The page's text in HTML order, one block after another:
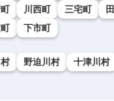
川西町 三宅町
下市町
野迫川村 十津川村